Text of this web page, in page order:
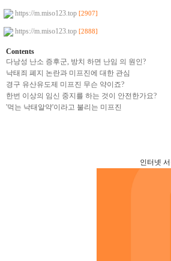
https://m.miso123.top [2907]
https://m.miso123.top [2888]
Contents
다낭성 난소 증후군, 방치 하면 난임 의 원인?
낙태죄 폐지 논란과 미프진에 대한 관심
경구 유산유도제 미프진 무슨 약이죠?
한번 이상의 임신 중지를 하는 것이 안전한가요?
'먹는 낙태알약'이라고 불리는 미프진
인터넷